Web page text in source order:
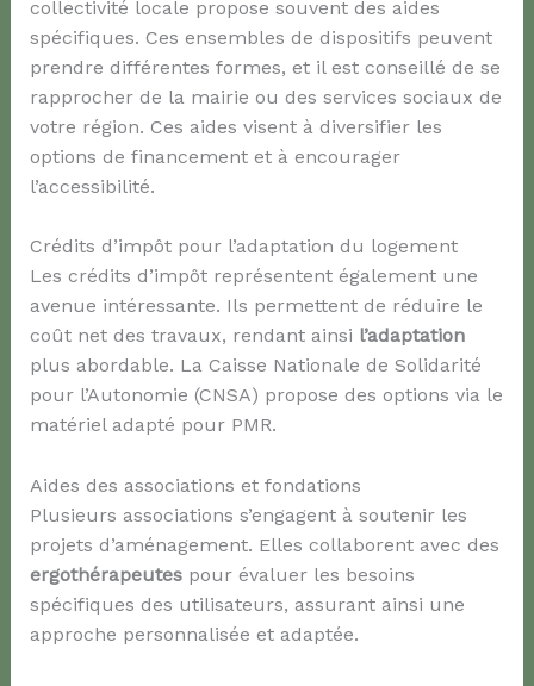
collectivité locale propose souvent des aides
spécifiques. Ces ensembles de dispositifs peuvent
prendre différentes formes, et il est conseillé de se
rapprocher de la mairie ou des services sociaux de
votre région. Ces aides visent à diversifier les
options de financement et à encourager
l’accessibilité.
Crédits d’impôt pour l’adaptation du logement
Les crédits d’impôt représentent également une
avenue intéressante. Ils permettent de réduire le
coût net des travaux, rendant ainsi l’adaptation
plus abordable. La Caisse Nationale de Solidarité
pour l’Autonomie (CNSA) propose des options via le
matériel adapté pour PMR.
Aides des associations et fondations
Plusieurs associations s’engagent à soutenir les
projets d’aménagement. Elles collaborent avec des
ergothérapeutespour évaluer les besoins
spécifiques des utilisateurs, assurant ainsi une
approche personnalisée et adaptée.